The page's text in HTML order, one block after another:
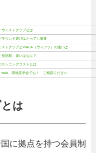
ヴェストクラブとは
ラウンド選びはとっても重要
ストクラブとVIALA（ヴィアラ）の違いは
預託制、違いはなに？
ランニングコストとは
web、現地見学会でも！ ご相談ください
は
に拠点を持つ会員制